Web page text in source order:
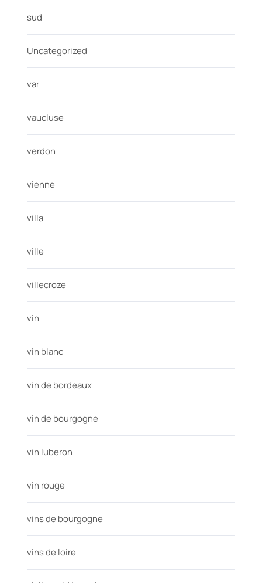
sud
Uncategorized
var
vaucluse
verdon
vienne
villa
ville
villecroze
vin
vin blanc
vin de bordeaux
vin de bourgogne
vin luberon
vin rouge
vins de bourgogne
vins de loire